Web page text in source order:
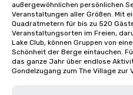
außergewöhnlichen persönlichen
Veranstaltungen aller Größen. Mit
Quadratmetern für bis zu 520
Veranstaltungsorten im Freien,
Lake Club, können Gruppen von
Schönheit der Berge eintauchen.
das ganze Jahr über endlose
Gondelzugang zum The Village zur